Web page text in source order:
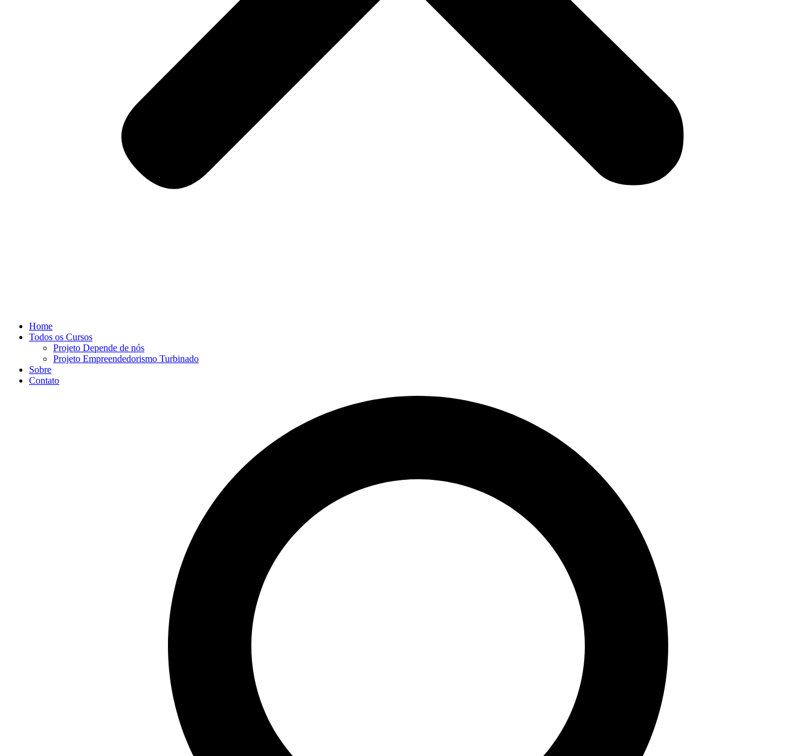
Home
Todos os Cursos
Projeto Depende de nós
Projeto Empreendedorismo Turbinado
Sobre
Contato